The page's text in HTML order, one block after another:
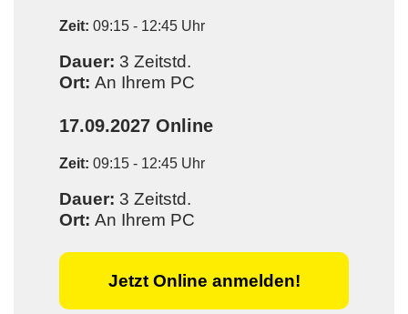
Zeit: 09:15 - 12:45 Uhr
Dauer: 3 Zeitstd.
Ort: An Ihrem PC
17.09.2027 Online
Zeit: 09:15 - 12:45 Uhr
Dauer: 3 Zeitstd.
Ort: An Ihrem PC
Jetzt Online anmelden!